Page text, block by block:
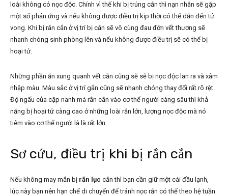
loài không có nọc độc. Chính vì thế khi bị trúng cắn thì nạn nhân sẽ gặp
một số phản ứng và nếu không được điều trị kịp thời có thể dẫn đến tử
vong. Khi bị rắn cắn ở vị trí bị cắn sẽ vô cùng đau đớn vết thương sẽ
nhanh chóng sinh phòng lên và nếu không được điều trị sẽ có thể bị
hoại tử.
Những phần ăn xung quanh vết cắn cũng sẽ sẽ bị nọc độc lan ra và xâm
nhập màu. Màu sắc ở vị trí gắn cũng sẽ nhanh chóng thay đổi rất rõ rệt.
Độ ngấu của cặp nanh mà rắn cắn vào cơ thể người càng sâu thì khả
năng bị hoại tử càng cao ở những loài rắn lớn, lượng nọc độc mà nó
tiêm vào cơ thể người là là rất lớn.
Sơ cứu, điều trị khi bị rắn cắn
Nếu không may mắn bị rắn lục cắn thì bạn cần giữ một cái đầu lạnh,
lúc này bạn nên hạn chế di chuyển để tránh nọc rắn có thể theo hệ tuần